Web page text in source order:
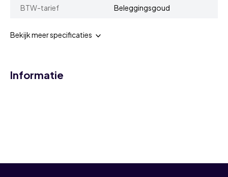
BTW-tarief Beleggingsgoud
Bekijk meer specificaties
Informatie